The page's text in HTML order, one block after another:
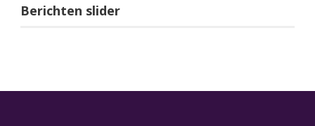
Berichten slider